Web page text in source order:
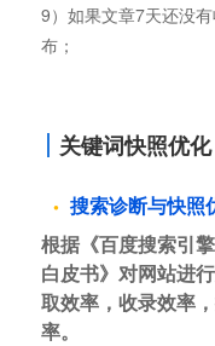
9）如果文章7天还没
布；
关键词快照优化
搜索诊断与快照
根据《百度搜索引
白皮书》对网站进
取效率，收录效率
率。